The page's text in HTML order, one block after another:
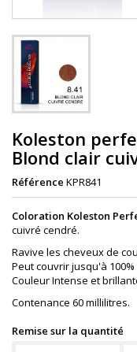
Koleston
Blond clair
Référence KPR841
Coloration Koleston
cuivré cendré.
Ravive les cheveux de
Peut couvrir jusqu'à
Couleur Intense et
Contenance 60 millilitres.
Remise sur la quantité